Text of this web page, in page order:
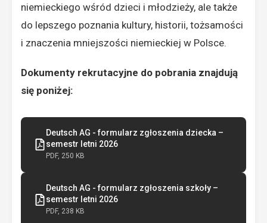
niemieckiego wśród dzieci i młodzieży, ale także
do lepszego poznania kultury, historii, tożsamości
i znaczenia mniejszości niemieckiej w Polsce.
Dokumenty rekrutacyjne do pobrania znajdują
się poniżej:
Deutsch AG - formularz zgłoszenia dziecka –
semestr letni 2026
PDF, 250 KB
Deutsch AG - formularz zgłoszenia szkoły –
semestr letni 2026
PDF, 238 KB